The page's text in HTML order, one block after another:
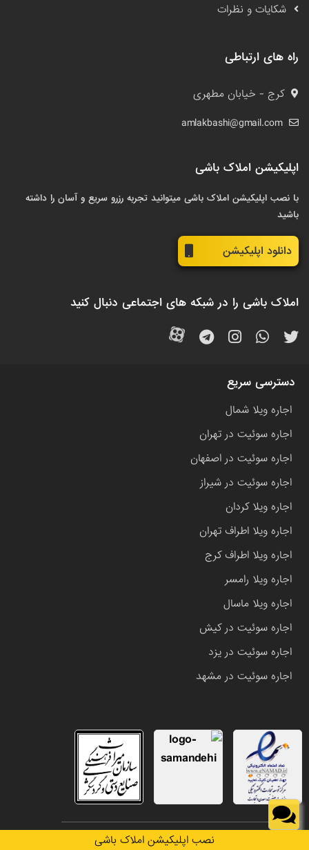
نصب اپلیکیشن املاک باشی
شکایات و نظرات
راه های ارتباطی
کرج - خیابان مطهری
amlakbashi@gmail.com
اپلیکیشن املاک باشی
با نصب اپلیکیشن املاک باشی میتوانید تجربه رزرو سریع و آسان را داشته
باشید
دانلود اپلیکیشن
املاک باشی را در شبکه های اجتماعی دنبال کنید
دسترسی سریع
اجاره ویلا شمال
اجاره سوئیت در تهران
اجاره سوئیت در اصفهان
اجاره سوئیت در شیراز
اجاره ویلا کردان
اجاره ویلا اطراف تهران
اجاره ویلا اطراف کرج
اجاره ویلا رامسر
اجاره ویلا ماسال
اجاره سوئیت در کیش
اجاره سوئیت در یزد
اجاره سوئیت در مشهد
تمامی حقوق این وب سایت متعلق به املاک باشی می باشد.